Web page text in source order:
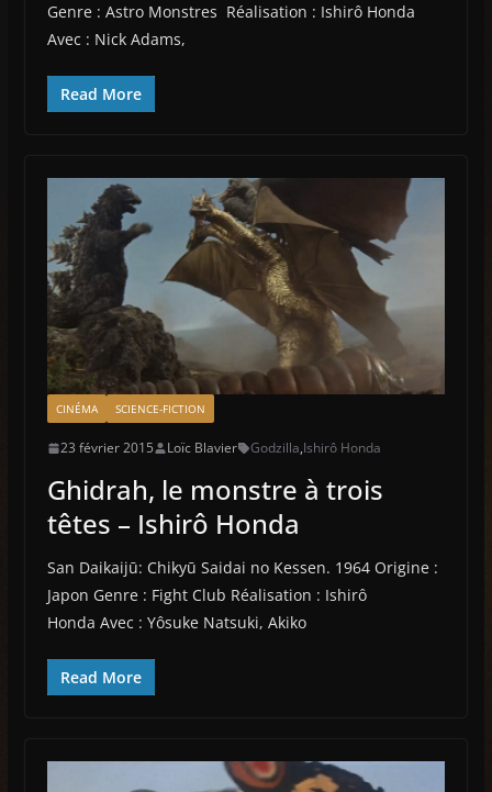
Genre : Astro Monstres Réalisation : Ishirô Honda
Avec : Nick Adams,
Read More
CINÉMA SCIENCE-FICTION
23 février 2015 Loïc Blavier Godzilla,Ishirô Honda
Ghidrah, le monstre à trois
têtes – Ishirô Honda
San Daikaijū: Chikyū Saidai no Kessen. 1964 Origine :
Japon Genre : Fight Club Réalisation : Ishirô
Honda Avec : Yôsuke Natsuki, Akiko
Read More